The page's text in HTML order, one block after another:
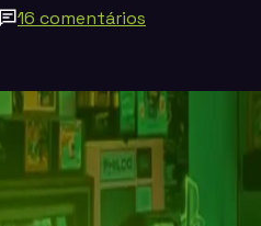
16 comentários